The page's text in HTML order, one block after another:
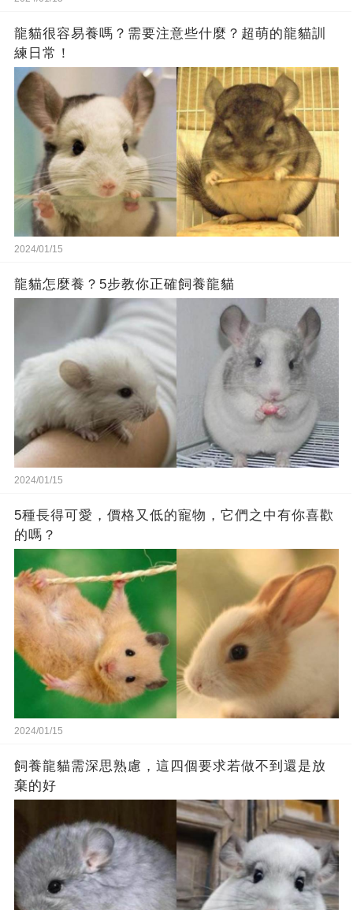
龍貓很容易養嗎？需要注意些什麼？超萌的龍貓訓
練日常！
2024/01/15
龍貓怎麼養？5步教你正確飼養龍貓
2024/01/15
5種長得可愛，價格又低的寵物，它們之中有你喜歡
的嗎？
2024/01/15
飼養龍貓需深思熟慮，這四個要求若做不到還是放
棄的好